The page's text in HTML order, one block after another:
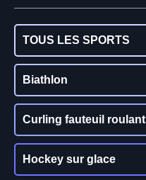
TOUS LES SPORTS
Biathlon
Curling fauteuil roulant
Hockey sur glace